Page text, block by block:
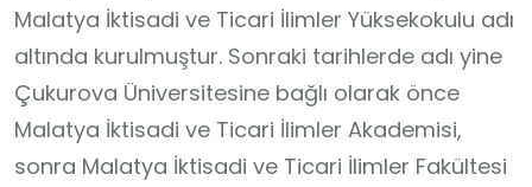
Malatya İktisadi ve Ticari İlimler Yüksekokulu adı
altında kurulmuştur. Sonraki tarihlerde adı yine
Çukurova Üniversitesine bağlı olarak önce
Malatya İktisadi ve Ticari İlimler Akademisi,
sonra Malatya İktisadi ve Ticari İlimler Fakültesi